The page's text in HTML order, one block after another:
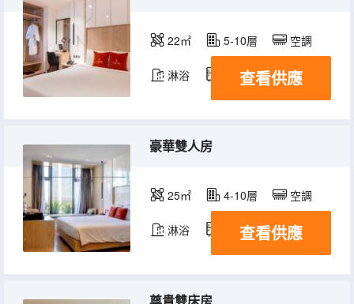
22㎡ 5-10層 空調
淋浴 冰箱查看供應
豪華雙人房
25㎡ 4-10層 空調
淋浴 冰箱查看供應